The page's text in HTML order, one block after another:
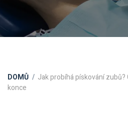
DOMŮ
Jak probíhá pískování
konce